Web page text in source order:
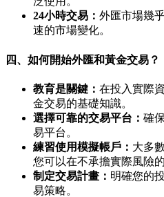
24小時交易： 外匯市場幾
速的市場變化。
四、如何開始外匯和黃金交易？
教育是關鍵： 在投入實際
金交易的基礎知識。
選擇可靠的交易平台： 確
易平台。
練習使用模擬帳戶： 大多
您可以在不承擔實際風險
制定交易計畫： 明確您的
易策略。